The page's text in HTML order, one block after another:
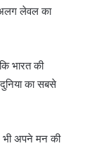
अलग लेवल का
भारत की
का सबसे
भी अपने मन की